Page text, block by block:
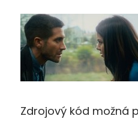
Zdrojový kód možná